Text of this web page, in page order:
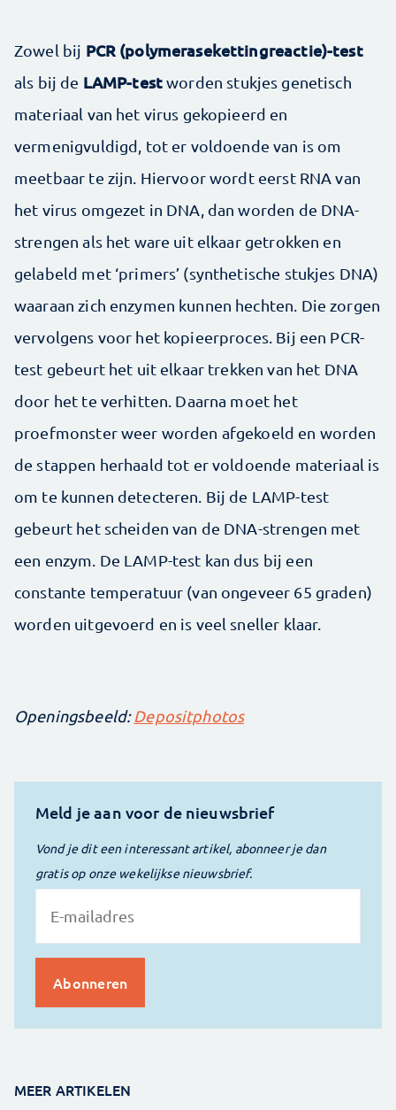
Zowel bij PCR (polymerasekettingreactie)-test
als bij de LAMP-testworden stukjes genetisch
materiaal van het virus gekopieerd en
vermenigvuldigd, tot er voldoende van is om
meetbaar te zijn. Hiervoor wordt eerst RNA van
het virus omgezet in DNA, dan worden de DNA-
strengen als het ware uit elkaar getrokken en
gelabeld met ‘primers’ (synthetische stukjes DNA)
waaraan zich enzymen kunnen hechten. Die zorgen
vervolgens voor het kopieerproces. Bij een PCR-
test gebeurt het uit elkaar trekken van het DNA
door het te verhitten. Daarna moet het
proefmonster weer worden afgekoeld en worden
de stappen herhaald tot er voldoende materiaal is
om te kunnen detecteren. Bij de LAMP-test
gebeurt het scheiden van de DNA-strengen met
een enzym. De LAMP-test kan dus bij een
constante temperatuur (van ongeveer 65 graden)
worden uitgevoerd en is veel sneller klaar.
Openingsbeeld:Depositphotos
Meld je aan voor de nieuwsbrief
Vond je dit een interessant artikel, abonneer je dan
gratis op onze wekelijkse nieuwsbrief.
MEER ARTIKELEN